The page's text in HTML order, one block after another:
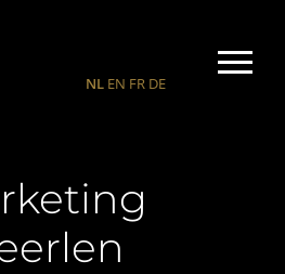
NL EN FR DE